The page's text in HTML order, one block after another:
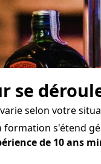
se
selon votre
formation s'étend
de 10 ans